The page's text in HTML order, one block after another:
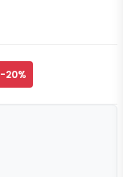
-20%